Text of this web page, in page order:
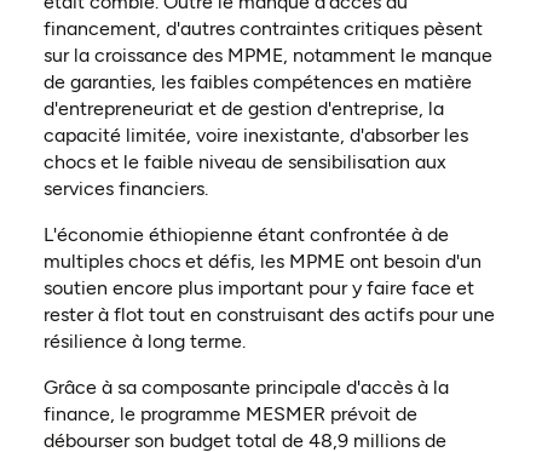
financement, d'autres contraintes critiques pèsent
sur la croissance des MPME, notamment le manque
de garanties, les faibles compétences en matière
d'entrepreneuriat et de gestion d'entreprise, la
capacité limitée, voire inexistante, d'absorber les
chocs et le faible niveau de sensibilisation aux
services financiers.
L'économie éthiopienne étant confrontée à de
multiples chocs et défis, les MPME ont besoin d'un
soutien encore plus important pour y faire face et
rester à flot tout en construisant des actifs pour une
résilience à long terme.
Grâce à sa composante principale d'accès à la
finance, le programme MESMER prévoit de
débourser son budget total de 48,9 millions de